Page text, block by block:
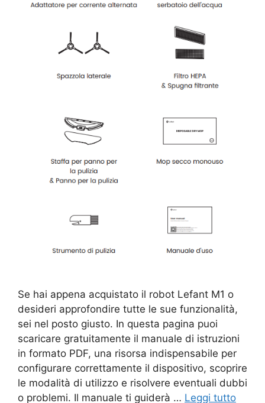
Se hai appena acquistato il robot Lefant M1 o
desideri approfondire tutte le sue funzionalità,
sei nel posto giusto. In questa pagina puoi
scaricare gratuitamente il manuale di istruzioni
in formato PDF, una risorsa indispensabile per
configurare correttamente il dispositivo, scoprire
le modalità di utilizzo e risolvere eventuali dubbi
o problemi. Il manuale ti guiderà … Leggi tutto